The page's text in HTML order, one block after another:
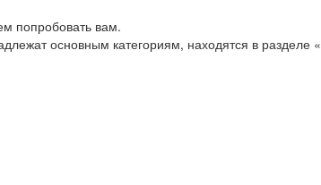
попробовать вам.
основным категориям, находятся в разделе